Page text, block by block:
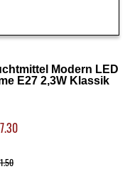
Modern LED
E27 2,3W Klassik
7.30